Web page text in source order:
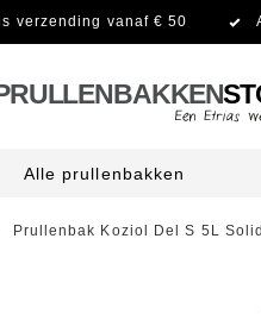
verzending vanaf € 50
Alle prullenbakken
Prullenbak Koziol Del S 5L